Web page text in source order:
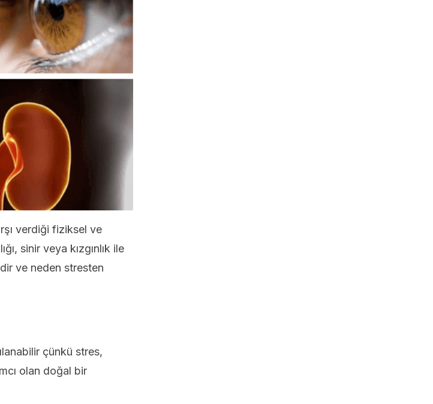
verdiği fiziksel ve
sinir veya kızgınlık ile
ve neden stresten
çünkü stres,
olan doğal bir